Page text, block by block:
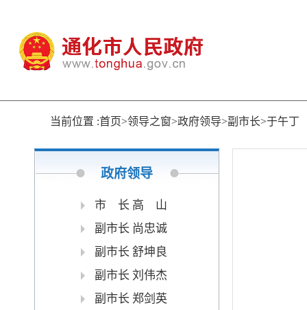
当前位置 :首页>领导之窗>政府领导>副市长>于午丁
政府领导
市 长 高 山
副市长 尚忠诚
副市长 舒坤良
副市长 刘伟杰
副市长 郑剑英